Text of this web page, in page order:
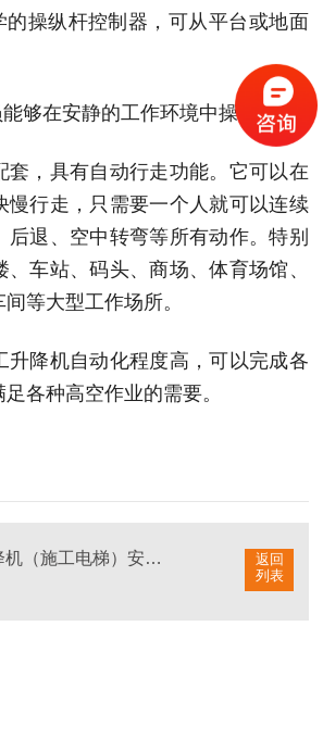
操纵杆控制器，可从平台或地面
够在安静的工作环境中操作。
套，具有自动行走功能。它可以在
慢行走，只需要一个人就可以连续
后退、空中转弯等所有动作。特别
车站、码头、商场、体育场馆、
等大型工作场所。
升降机自动化程度高，可以完成各
各种高空作业的需要。
返回
列表
施工升降机（施工电梯）安全技术要点